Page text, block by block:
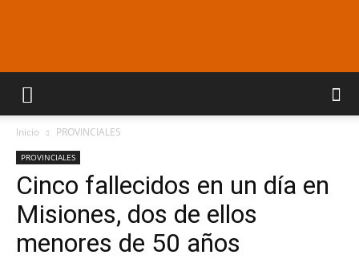
Araucaria
Line
Inicio PROVINCIALES
PROVINCIALES
Cinco fallecidos en un día en
Misiones, dos de ellos
menores de 50 años